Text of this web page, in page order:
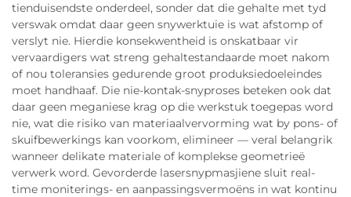
tienduisendste onderdeel, sonder dat die gehalte met tyd
verswak omdat daar geen snywerktuie is wat afstomp of
verslyt nie. Hierdie konsekwentheid is onskatbaar vir
vervaardigers wat streng gehaltestandaarde moet nakom
of nou toleransies gedurende groot produksiedoeleindes
moet handhaaf. Die nie-kontak-snyproses beteken ook dat
daar geen meganiese krag op die werkstuk toegepas word
nie, wat die risiko van materiaalvervorming wat by pons- of
skuifbewerkings kan voorkom, elimineer — veral belangrik
wanneer delikate materiale of komplekse geometrieë
verwerk word. Gevorderde lasersnypmasjiene sluit real-
time moniterings- en aanpassingsvermoëns in wat kontinu